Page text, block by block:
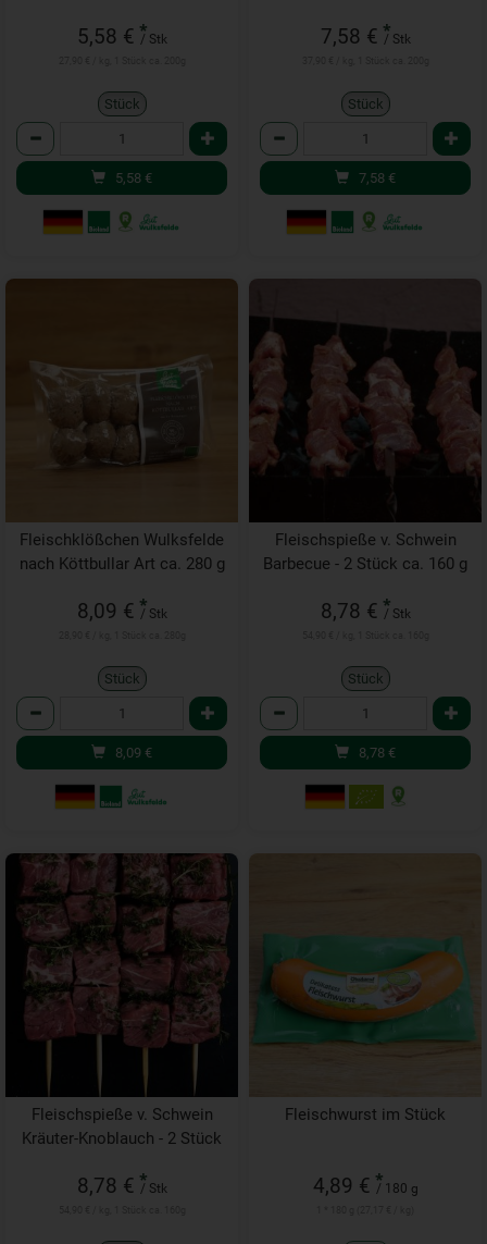
5,58 € *
/ Stk
Stück
Anzahl
5,58 €
7,58 € *
/ Stk
Stück
Anzahl
7,58 €
Fleischklößchen Wulksfelde
nach Köttbullar Art ca. 280 g
8,09 € *
/ Stk
Stück
Anzahl
8,09 €
Fleischspieße v. Schwein
Barbecue - 2 Stück ca. 160 g
8,78 € *
/ Stk
Stück
Anzahl
8,78 €
Fleischspieße v. Schwein
Kräuter-Knoblauch - 2 Stück
8,78 € *
/ Stk
Fleischwurst im Stück
4,89 € *
/ 180 g